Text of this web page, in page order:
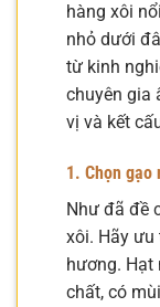
hàng xôi
nhỏ dưới
từ kinh
chuyên gia
vị và kết
1. Chọn gạo
Như đã đề
xôi. Hãy ưu
hương. Hạt
chất, có